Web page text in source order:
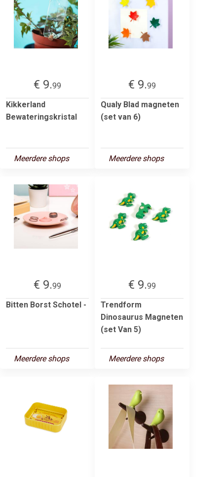
€ 9.99
Kikkerland
Bewateringskristal
Meerdere shops
€ 9.99
Qualy Blad magneten
(set van 6)
Meerdere shops
€ 9.99
Bitten Borst Schotel -
Meerdere shops
€ 9.99
Trendform
Dinosaurus Magneten
(set Van 5)
Meerdere shops